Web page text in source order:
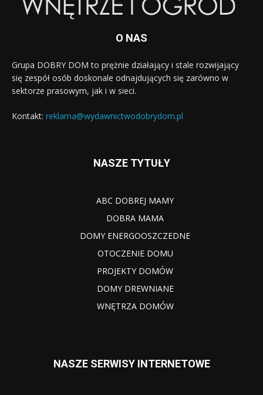
O NAS
Grupa DOBRY DOM to prężnie działający i stale rozwijający
się zespół osób doskonale odnajdujących się zarówno w
sektorze prasowym, jak i w sieci.
Kontakt: reklama@wydawnictwodobrydom.pl
NASZE TYTUŁY
ABC DOBREJ MAMY
DOBRA MAMA
DOMY ENERGOOSZCZEDNE
OTOCZENIE DOMU
PROJEKTY DOMÓW
DOMY DREWNIANE
WNĘTRZA DOMÓW
NASZE SERWISY INTERNETOWE